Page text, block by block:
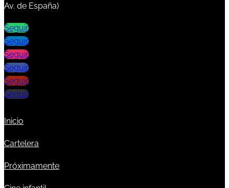
Av. de España)
Seguir
Seguir
Seguir
Seguir
Seguir
Seguir
Inicio
Cartelera
Próximamente